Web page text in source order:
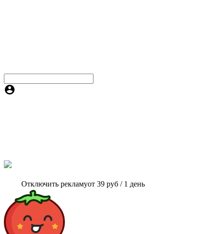
Отключить рекламуот 39 руб / 1 день